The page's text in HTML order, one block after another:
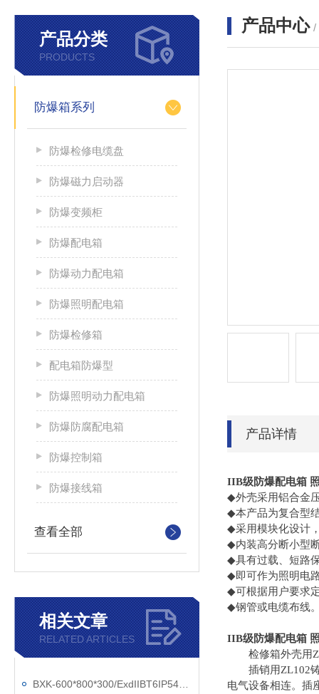
产品分类
PRODUCTS
防爆箱系列
防爆检修电缆盘
防爆磁力启动器
防爆变频柜
防爆配电箱
防爆动力配电箱
防爆照明配电箱
防爆检修箱
配电箱防爆型
防爆照明动力配电箱
防爆防腐配电箱
防爆控制箱
防爆接线箱
查看全部
相关文章
RELATED ARTICLES
产品中心 /
产品详情
IIB级防爆配电箱
◆外壳采用铝合金
◆本产品为复合型
◆采用模块化设计
◆内装高分断小型
◆具有过载、短路
◆即可作为照明电
◆可根据用户要求
◆钢管或电缆布线
IIB级防爆配电箱
检修箱外壳用
插销用ZL102铸
电气设备相连。插